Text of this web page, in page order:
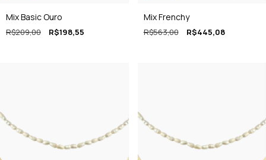
Mix Basic Ouro
R$209,00 R$198,55
Mix Frenchy
R$563,00 R$445,08